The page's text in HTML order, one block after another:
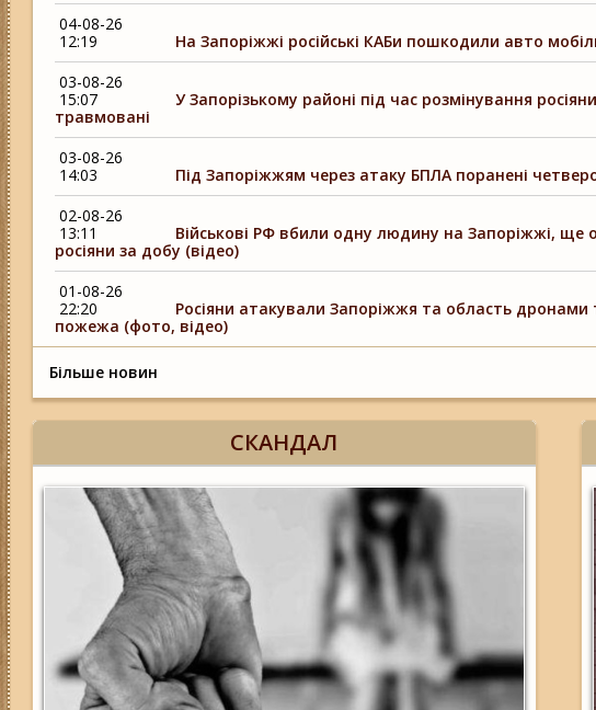
04-08-26
12:19
На Запоріжжі російські КАБи пошкодили авто
03-08-26
15:07
У Запорізькому районі під час розмінування
травмовані
03-08-26
14:03
Під Запоріжжям через атаку БПЛА поранені
02-08-26
13:11
Військові РФ вбили одну людину на Запоріжжі,
росіяни за добу (відео)
01-08-26
22:20
Росіяни атакували Запоріжжя та область
пожежа (фото, відео)
Більше новин
СКАНДАЛ